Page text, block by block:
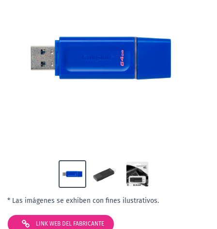
* Las imágenes se exhiben con fines ilustrativos.
LINK WEB DEL FABRICANTE